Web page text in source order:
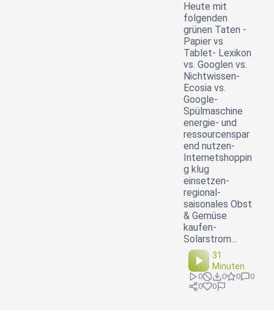
Heute mit
folgenden
grünen Taten -
Papier vs
Tablet- Lexikon
vs. Googlen vs.
Nichtwissen-
Ecosia vs.
Google-
Spülmaschine
energie- und
ressourcenspar
end nutzen-
Internetshoppin
g klug
einsetzen-
regional-
saisonales Obst
& Gemüse
kaufen-
Solarstrom...
31
Minuten
0 0 0
0
0
0